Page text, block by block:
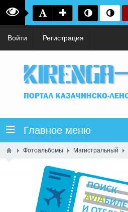
Войти Регистрация
Главное меню
Фотоальбомы Магистральный